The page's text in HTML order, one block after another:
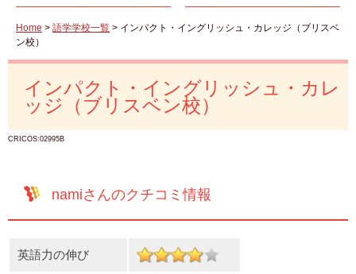
Home > 語学学校一覧 > インパクト・イングリッシュ・カレッジ（ブリスベ
ン校）
インパクト・イングリッシュ・カレ
ッジ（ブリスベン校）
CRICOS:02995B
namiさんのクチコミ情報
英語力の伸び